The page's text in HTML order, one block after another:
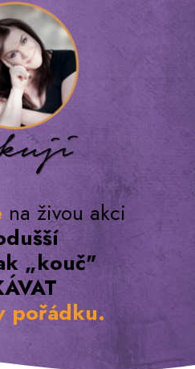
na živou akci
„kouč"
pořádku.